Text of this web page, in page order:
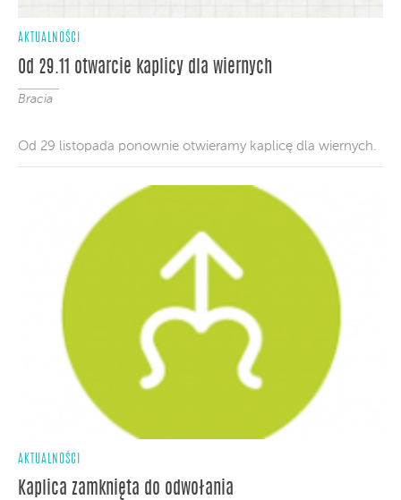
AKTUALNOŚCI
Od 29.11 otwarcie kaplicy dla wiernych
Bracia
Od 29 listopada ponownie otwieramy kaplicę dla wiernych.
AKTUALNOŚCI
Kaplica zamknięta do odwołania